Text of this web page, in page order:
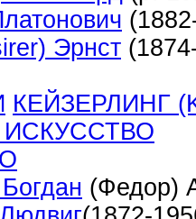
Эрнст
КЕЙЗЕРЛИНГ
(Федор)